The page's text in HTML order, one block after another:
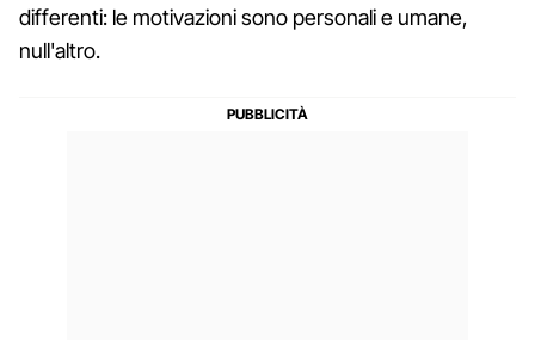
differenti: le motivazioni sono personali e umane,
null'altro.